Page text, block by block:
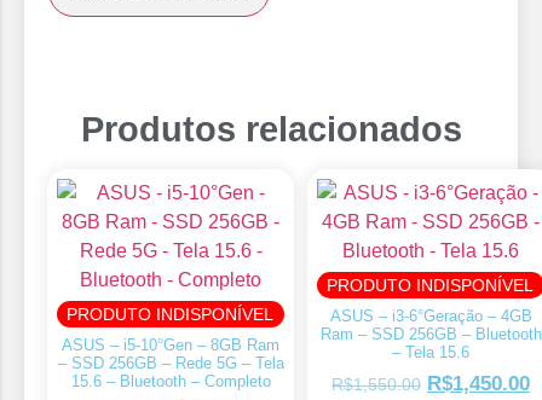
Produtos relacionados
PRODUTO INDISPONÍVEL
ASUS – i5-10°Gen – 8GB Ram
– SSD 256GB – Rede 5G – Tela
15.6 – Bluetooth – Completo
PRODUTO INDISPONÍVEL
ASUS – i3-6°Geração – 4GB
Ram – SSD 256GB – Bluetooth
– Tela 15.6
R$1,550.00 R$1,450.00